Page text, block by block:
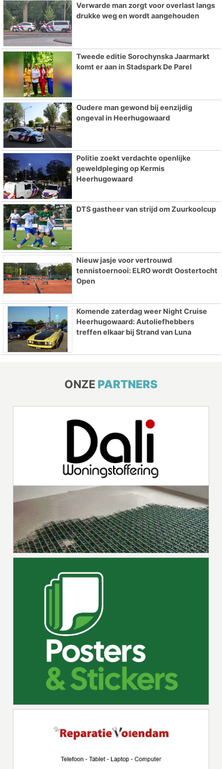
Verwarde man zorgt voor overlast langs
drukke weg en wordt aangehouden
Tweede editie Sorochynska Jaarmarkt
komt er aan in Stadspark De Parel
Oudere man gewond bij eenzijdig
ongeval in Heerhugowaard
Politie zoekt verdachte openlijke
geweldpleging op Kermis
Heerhugowaard
DTS gastheer van strijd om Zuurkoolcup
Nieuw jasje voor vertrouwd
tennistoernooi: ELRO wordt Oostertocht
Open
Komende zaterdag weer Night Cruise
Heerhugowaard: Autoliefhebbers
treffen elkaar bij Strand van Luna
ONZE PARTNERS